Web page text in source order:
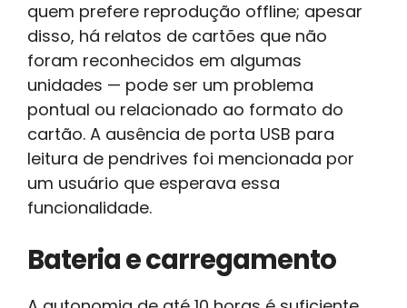
quem prefere reprodução offline; apesar
disso, há relatos de cartões que não
foram reconhecidos em algumas
unidades — pode ser um problema
pontual ou relacionado ao formato do
cartão. A ausência de porta USB para
leitura de pendrives foi mencionada por
um usuário que esperava essa
funcionalidade.
Bateria e carregamento